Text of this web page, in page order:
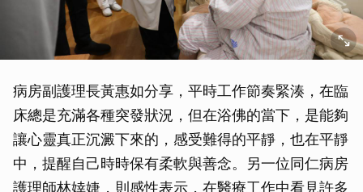
病房副護理長黃惠如分享，平時工作節奏緊湊，在臨
床總是充滿各種突發狀況，但在浴佛的當下，是能夠
讓心靈真正沉澱下來的，感受難得的平靜，也在平靜
中，提醒自己時時保有柔軟與善念。另一位同仁病房
護理師林婞婕，則感性表示，在醫療工作中看見許多